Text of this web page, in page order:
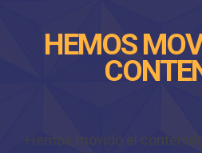
HEMOS
Hemos movido el